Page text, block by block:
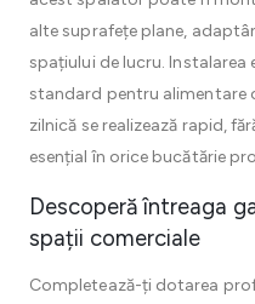
alte suprafețe plane,
spațiului de lucru.
standard pentru alimentare
zilnică se realizează rapid,
esențial în orice bucătărie
Descoperă întreaga
spații comerciale
Completează-ți dotarea